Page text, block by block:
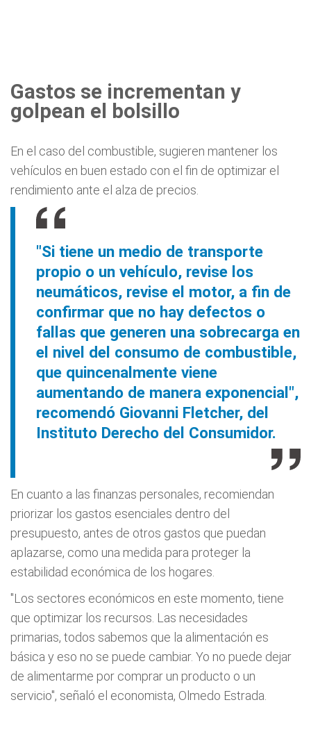
Gastos se incrementan y
golpean el bolsillo
En el caso del combustible, sugieren mantener los
vehículos en buen estado con el fin de optimizar el
rendimiento ante el alza de precios.
"Si tiene un medio de transporte
propio o un vehículo, revise los
neumáticos, revise el motor, a fin de
confirmar que no hay defectos o
fallas que generen una sobrecarga en
el nivel del consumo de combustible,
que quincenalmente viene
aumentando de manera exponencial",
recomendó Giovanni Fletcher, del
Instituto Derecho del Consumidor.
En cuanto a las finanzas personales, recomiendan
priorizar los gastos esenciales dentro del
presupuesto, antes de otros gastos que puedan
aplazarse, como una medida para proteger la
estabilidad económica de los hogares.
"Los sectores económicos en este momento, tiene
que optimizar los recursos. Las necesidades
primarias, todos sabemos que la alimentación es
básica y eso no se puede cambiar. Yo no puede dejar
de alimentarme por comprar un producto o un
servicio", señaló el economista, Olmedo Estrada.